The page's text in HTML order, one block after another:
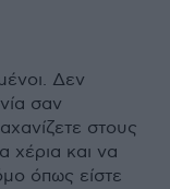
Δεν
σαν
στους
χέρια και να
όπως είστε